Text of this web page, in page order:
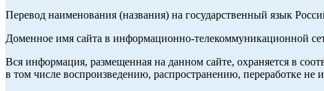
Перевод наименования (названия) на государственный язык
Доменное имя сайта в информационно-телекоммуникационной
Вся информация, размещенная на данном сайте, охраняется в
в том числе воспроизведению, распространению, переработке не